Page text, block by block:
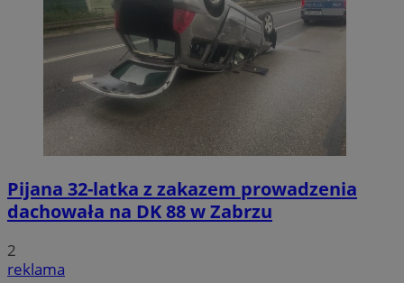
Pijana 32-latka z zakazem prowadzenia
dachowała na DK 88 w Zabrzu
2
reklama